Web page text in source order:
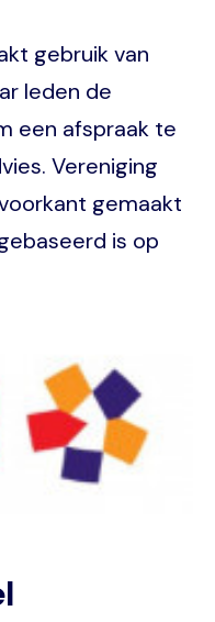
gebruik van
leden de
een afspraak te
Vereniging
gemaakt
is op